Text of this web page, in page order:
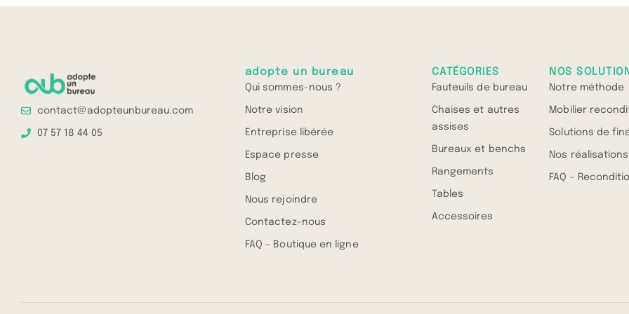
contact@adopteunbureau.com
07 57 18 44 05
adopte un bureau
Qui sommes-nous ?
Notre vision
Entreprise libérée
Espace presse
Blog
Nous rejoindre
Contactez-nous
FAQ – Boutique en ligne
CATÉGORIES
Fauteuils de bureau
Chaises et autres
assises
Bureaux et benchs
Rangements
Tables
Accessoires
NOS
Notre méthode
Mobilier
Solutions de
Nos réalisations
FAQ -